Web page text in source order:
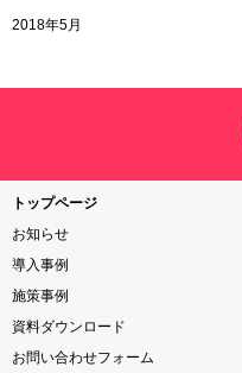
2018年5月
トップページ
お知らせ
導入事例
施策事例
資料ダウンロード
お問い合わせフォーム